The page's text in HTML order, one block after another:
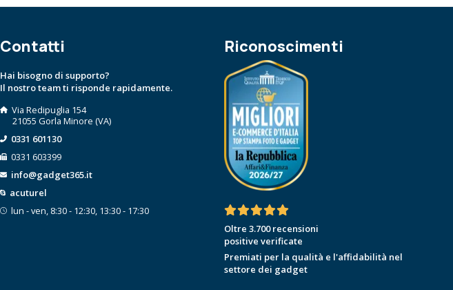
Contatti
Hai bisogno di supporto?
Il nostro team ti risponde rapidamente.
Via Redipuglia 154
21055 Gorla Minore (VA)
0331 601130
0331 603399
info@gadget365.it
acuturel
lun - ven, 8:30 - 12:30, 13:30 - 17:30
Riconoscimenti
Oltre 3.700 recensioni
positive verificate
Premiati per la qualità e l'affidabilità nel
settore dei gadget